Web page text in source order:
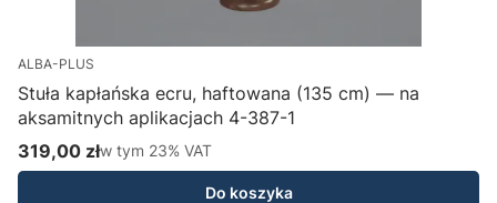
ALBA-PLUS
Stuła kapłańska ecru, haftowana (135 cm) — na
aksamitnych aplikacjach 4-387-1
Cena brutto
319,00 złw tym %s VAT
w tym 23% VAT
Do koszyka